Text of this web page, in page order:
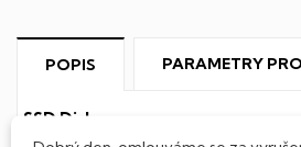
POPIS PARAMETRY
SSD Disk